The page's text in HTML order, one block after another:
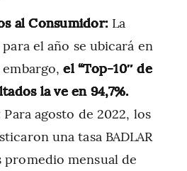
al Consumidor: La
el año se ubicará en
el “Top-10″ de
la ve en 94,7%.
Para agosto de 2022, los
una tasa BADLAR
promedio mensual de